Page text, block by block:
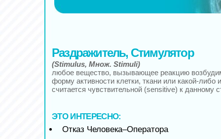
Раздражитель, Стимулятор
(Stimulus, Множ. Stimuli)
любое вещество, вызывающее реакцию
форму активности клетки, ткани или какой-либо
считается чувствительной (sensitive) к данному
ЭТО ИНТЕРЕСНО:
Отказ Человека–Оператора